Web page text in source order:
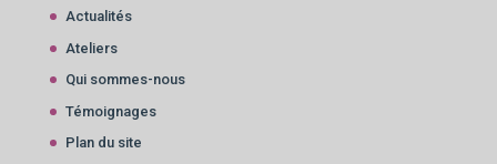
Actualités
Ateliers
Qui sommes-nous
Témoignages
Plan du site